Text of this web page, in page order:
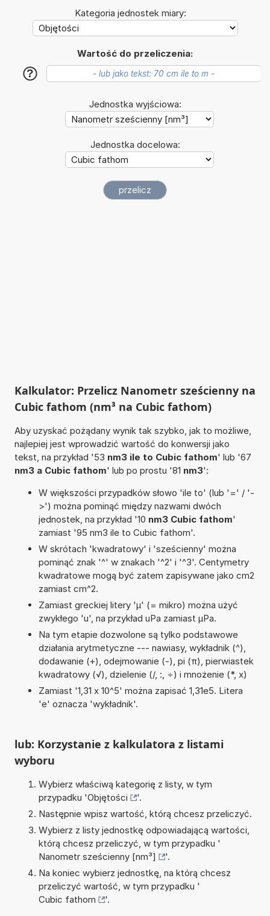
Kategoria jednostek miary:
Wartość do przeliczenia:
?
Jednostka wyjściowa:
Jednostka docelowa:
Kalkulator: Przelicz Nanometr sześcienny na
Cubic fathom (nm³ na Cubic fathom)
Aby uzyskać pożądany wynik tak szybko, jak to możliwe,
najlepiej jest wprowadzić wartość do konwersji jako
tekst, na przykład '53 nm3 ile to Cubic fathom' lub '67
nm3 a Cubic fathom' lub po prostu '81 nm3':
W większości przypadków słowo 'ile to' (lub '=' / '-
>') można pominąć między nazwami dwóch
jednostek, na przykład '10 nm3 Cubic fathom'
zamiast '95 nm3 ile to Cubic fathom'.
W skrótach 'kwadratowy' i 'sześcienny' można
pominąć znak '^' w znakach '^2' i '^3'. Centymetry
kwadratowe mogą być zatem zapisywane jako cm2
zamiast cm^2.
Zamiast greckiej litery 'µ' (= mikro) można użyć
zwykłego 'u', na przykład uPa zamiast µPa.
Na tym etapie dozwolone są tylko podstawowe
działania arytmetyczne --- nawiasy, wykładnik (^),
dodawanie (+), odejmowanie (-), pi (π), pierwiastek
kwadratowy (√), dzielenie (/, :, ÷) i mnożenie (*, x)
Zamiast '1,31 x 10^5' można zapisać 1,31e5. Litera
'e' oznacza 'wykładnik'.
lub: Korzystanie z kalkulatora z listami
wyboru
Wybierz właściwą kategorię z listy, w tym
przypadku 'Objętości
'.
Następnie wpisz wartość, którą chcesz przeliczyć.
Wybierz z listy jednostkę odpowiadającą wartości,
którą chcesz przeliczyć, w tym przypadku '
Nanometr sześcienny [nm³]
'.
Na koniec wybierz jednostkę, na którą chcesz
przeliczyć wartość, w tym przypadku '
Cubic fathom
'.